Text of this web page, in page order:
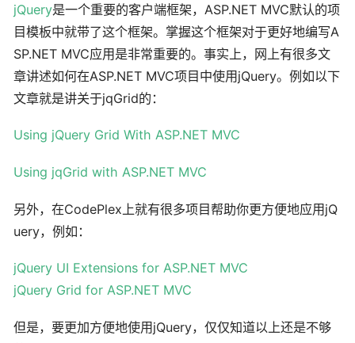
jQuery是一个重要的客户端框架，ASP.NET MVC默认的项
目模板中就带了这个框架。掌握这个框架对于更好地编写A
SP.NET MVC应用是非常重要的。事实上，网上有很多文
章讲述如何在ASP.NET MVC项目中使用jQuery。例如以下
文章就是讲关于jqGrid的：
Using jQuery Grid With ASP.NET MVC
Using jqGrid with ASP.NET MVC
另外，在CodePlex上就有很多项目帮助你更方便地应用jQ
uery，例如：
jQuery UI Extensions for ASP.NET MVC
jQuery Grid for ASP.NET MVC
但是，要更加方便地使用jQuery，仅仅知道以上还是不够